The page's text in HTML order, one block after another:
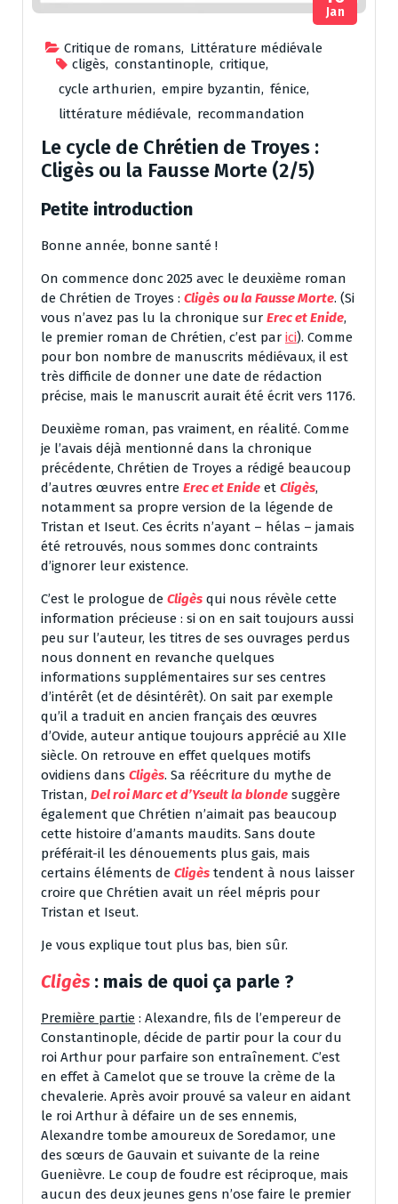
Critique de romans, Littérature médiévale
cligès, constantinople, critique,
cycle arthurien, empire byzantin, fénice,
littérature médiévale, recommandation
Jan
Le cycle de Chrétien de Troyes :
Cligès ou la Fausse Morte (2/5)
Petite introduction
Bonne année, bonne santé !
On commence donc 2025 avec le deuxième roman
de Chrétien de Troyes : Cligès ou la Fausse Morte. (Si
vous n’avez pas lu la chronique sur Erec et Enide,
le premier roman de Chrétien, c’est par ici). Comme
pour bon nombre de manuscrits médiévaux, il est
très difficile de donner une date de rédaction
précise, mais le manuscrit aurait été écrit vers 1176.
Deuxième roman, pas vraiment, en réalité. Comme
je l’avais déjà mentionné dans la chronique
précédente, Chrétien de Troyes a rédigé beaucoup
d’autres œuvres entre Erec et Enide et Cligès,
notamment sa propre version de la légende de
Tristan et Iseut. Ces écrits n’ayant – hélas – jamais
été retrouvés, nous sommes donc contraints
d’ignorer leur existence.
C’est le prologue de Cligès qui nous révèle cette
information précieuse : si on en sait toujours aussi
peu sur l’auteur, les titres de ses ouvrages perdus
nous donnent en revanche quelques
informations supplémentaires sur ses centres
d’intérêt (et de désintérêt). On sait par exemple
qu’il a traduit en ancien français des œuvres
d’Ovide, auteur antique toujours apprécié au XIIe
siècle. On retrouve en effet quelques motifs
ovidiens dans Cligès. Sa réécriture du mythe de
Tristan, Del roi Marc et d’Yseult la blonde suggère
également que Chrétien n’aimait pas beaucoup
cette histoire d’amants maudits. Sans doute
préférait-il les dénouements plus gais, mais
certains éléments de Cligès tendent à nous laisser
croire que Chrétien avait un réel mépris pour
Tristan et Iseut.
Je vous explique tout plus bas, bien sûr.
Cligès : mais de quoi ça parle ?
Première partie : Alexandre, fils de l’empereur de
Constantinople, décide de partir pour la cour du
roi Arthur pour parfaire son entraînement. C’est
en effet à Camelot que se trouve la crème de la
chevalerie. Après avoir prouvé sa valeur en aidant
le roi Arthur à défaire un de ses ennemis,
Alexandre tombe amoureux de Soredamor, une
des sœurs de Gauvain et suivante de la reine
Guenièvre. Le coup de foudre est réciproque, mais
aucun des deux jeunes gens n’ose faire le premier